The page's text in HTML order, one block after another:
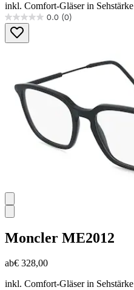
inkl. Comfort-Gläser in Sehstärke
0.0 (0)
0.0
von
5
Moncler ME2012
ab€ 328,00
inkl. Comfort-Gläser in Sehstärke